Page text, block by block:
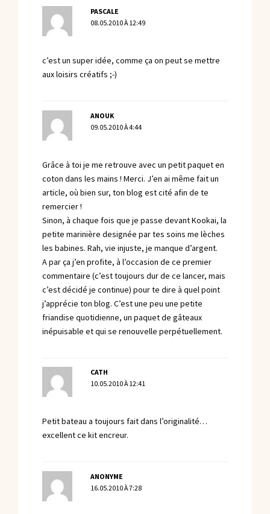
PASCALE
08.05.2010 À 12:49
c’est un super idée, comme ça on peut se mettre
aux loisirs créatifs ;-)
ANOUK
09.05.2010 À 4:44
Grâce à toi je me retrouve avec un petit paquet en
coton dans les mains ! Merci. J’en ai même fait un
article, où bien sur, ton blog est cité afin de te
remercier !
Sinon, à chaque fois que je passe devant Kookai, la
petite marinière designée par tes soins me lèches
les babines. Rah, vie injuste, je manque d’argent.
A par ça j’en profite, à l’occasion de ce premier
commentaire (c’est toujours dur de ce lancer, mais
c’est décidé je continue) pour te dire à quel point
j’apprécie ton blog. C’est une peu une petite
friandise quotidienne, un paquet de gâteaux
inépuisable et qui se renouvelle perpétuellement.
CATH
10.05.2010 À 12:41
Petit bateau a toujours fait dans l’originalité…
excellent ce kit encreur.
ANONYME
16.05.2010 À 7:28